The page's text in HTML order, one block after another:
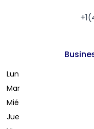
Lun
Mar
Mié
Jue